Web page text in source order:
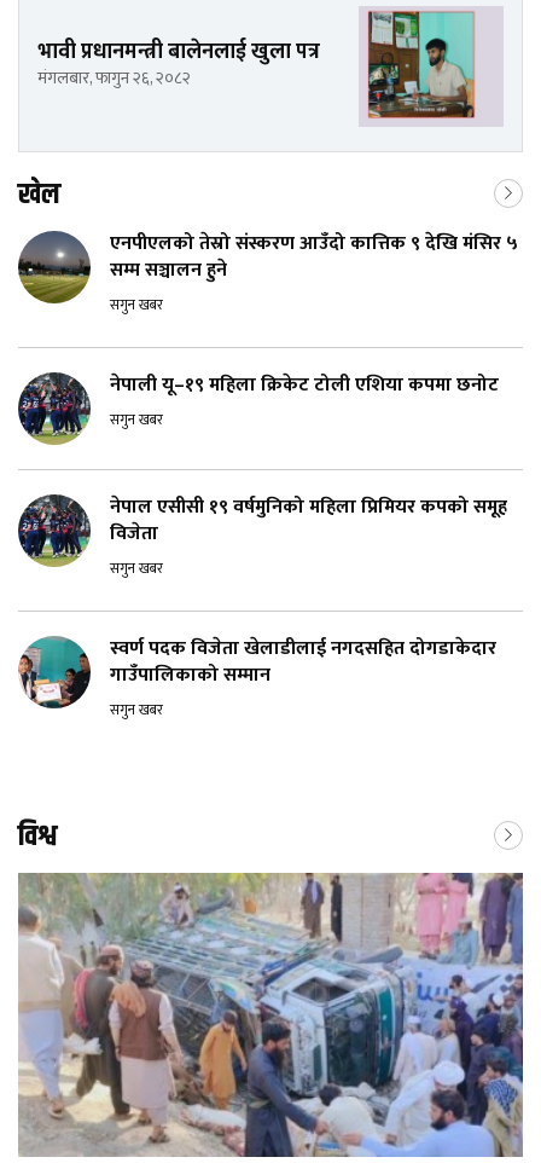
भावी प्रधानमन्त्री बालेनलाई खुला पत्र
मंगलबार, फागुन २६, २०८२
खेल
एनपीएलको तेस्रो संस्करण आउँदो कात्तिक ९ देखि मंसिर ५
सम्म सञ्चालन हुने
सगुन खबर
नेपाली यू–१९ महिला क्रिकेट टोली एशिया कपमा छनोट
सगुन खबर
नेपाल एसीसी १९ वर्षमुनिको महिला प्रिमियर कपको समूह
विजेता
सगुन खबर
स्वर्ण पदक विजेता खेलाडीलाई नगदसहित दोगडाकेदार
गाउँपालिकाको सम्मान
सगुन खबर
विश्व